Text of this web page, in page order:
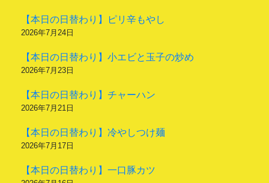
【本日の日替わり】ピリ辛もやし
2026年7月24日
【本日の日替わり】小エビと玉子の炒め
2026年7月23日
【本日の日替わり】チャーハン
2026年7月21日
【本日の日替わり】冷やしつけ麺
2026年7月17日
【本日の日替わり】一口豚カツ